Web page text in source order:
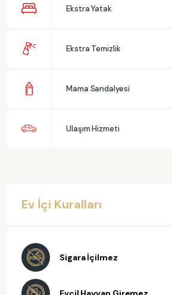
Ekstra Yatak
Ekstra Temizlik
Mama Sandalyesi
Ulaşım Hizmeti
Ev İçi Kuralları
Sigara İçilmez